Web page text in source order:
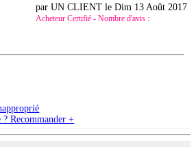
par UN CLIENT leDim 13 Août 2017
Acheteur Certifié - Nombre d'avis :
Recommander +